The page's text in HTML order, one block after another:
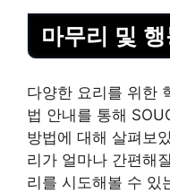
마무리 및
다양한 요리를 위한
법 안내를 통해
방법에 대해 살펴보
리가 얼마나 간편해
리를 시도해볼 수 있